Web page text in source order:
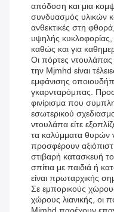
απόδοση και μια
συνδυασμός υλικών
ανθεκτικές στη
υψηλής
καθώς και για
Οι πόρτες
την Mjmhd είναι
εμφάνισης
γκαρνταρόμπας.
φινίρισμα που
εσωτερικού
ντουλάπα είτε
τα καλύμματα θυρών
προσφέρουν
στιβαρή κατασκευή
σπίτια με παιδιά ή
είναι πρωταρχικής
Σε εμπορικούς
χώρους λιανικής, οι